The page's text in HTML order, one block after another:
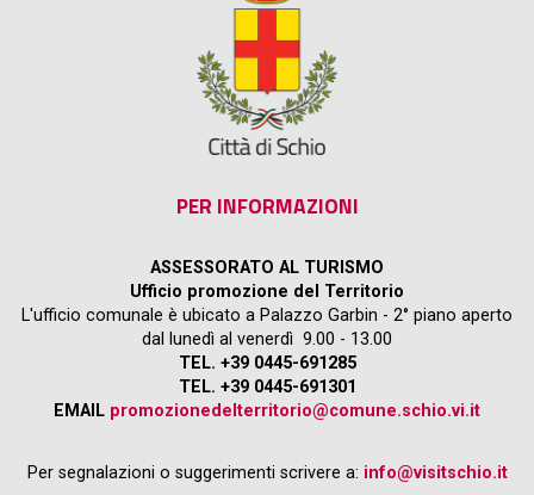
PER INFORMAZIONI
ASSESSORATO AL TURISMO
Ufficio promozione del Territorio
L'ufficio comunale è ubicato a Palazzo Garbin - 2° piano aperto
dal lunedì al venerdì 9.00 - 13.00
TEL. +39 0445-691285
TEL. +39 0445-691301
EMAIL promozionedelterritorio@comune.schio.vi.it
Per segnalazioni o suggerimenti scrivere a: info@visitschio.it